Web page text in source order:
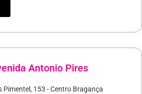
Antonio Pires
Pimentel, 153 - Centro Bragança